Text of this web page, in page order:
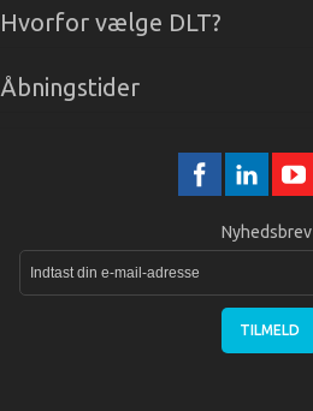
Hvorfor vælge DLT?
Åbningstider
Nyhedsbrev
TILMELD